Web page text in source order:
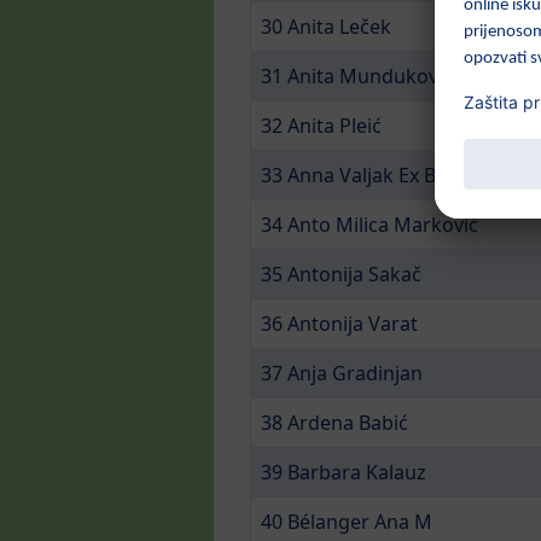
30 Anita Leček
31 Anita Munduković Ex
32 Anita Pleić
33 Anna Valjak Ex Buzonja
34 Anto Milica Marković
35 Antonija Sakač
36 Antonija Varat
37 Anja Gradinjan
38 Ardena Babić
39 Barbara Kalauz
40 Bélanger Ana M